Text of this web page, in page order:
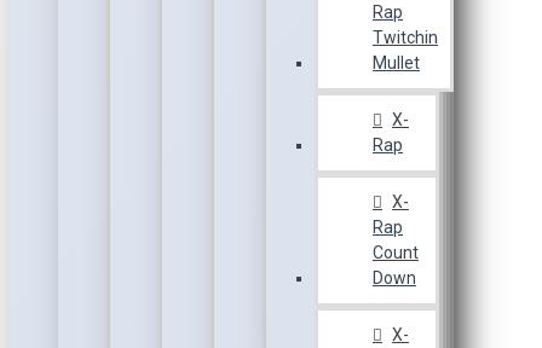
Rap
Twitchin
Mullet
X-
Rap
X-
Rap
Count
Down
X-